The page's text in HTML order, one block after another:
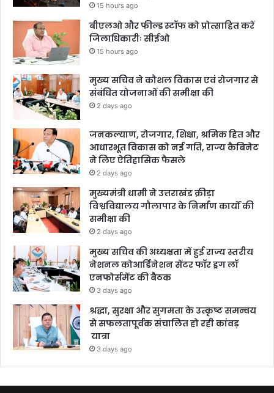
15 hours ago
बीएलओ और फील्ड स्टॉफ को प्रोत्साहित करें
जिलाधिकारीः सीईओ
15 hours ago
मुख्य सचिव ने कौशल विकास एवं रोजगार से
संबंधित योजनाओं की समीक्षा की
2 days ago
जनकल्याण, रोजगार, शिक्षा, श्रमिक हित और
आधारभूत विकास को नई गति, राज्य कैबिनेट
ने लिए ऐतिहासिक फैसले
2 days ago
मुख्यमंत्री धामी ने उत्तराखंड क्रीड़ा
विश्वविद्यालय गौलापार के निर्माण कार्यों की
समीक्षा की
2 days ago
मुख्य सचिव की अध्यक्षता में हुई राज्य स्तरीय
नेशनल कोआर्डिनेशन सेंटर फॉर ड्रग लॉ
एनफोर्समेंट की बैठक
3 days ago
श्रद्धा, सुरक्षा और सुगमता के उत्कृष्ट समन्वय
से सफलतापूर्वक संचालित हो रही कांवड़
यात्रा
3 days ago